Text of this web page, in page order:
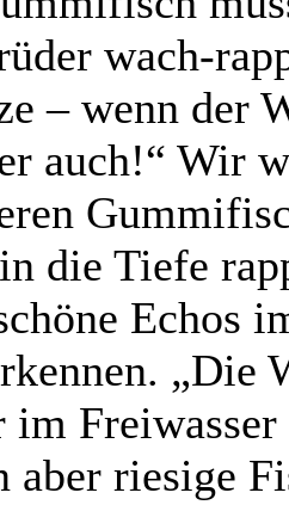
wach-
– wenn der
auch!“ Wir
die Tiefe
Echos
„Die
im
aber riesige